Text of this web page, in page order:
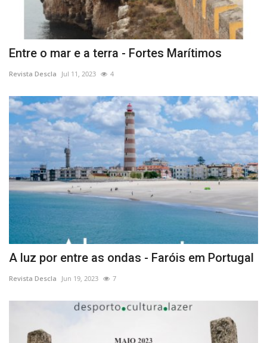
Entre o mar e a terra - Fortes Marítimos
Revista Descla Jul 11, 2023 4
A luz por entre as ondas - Faróis em Portugal
Revista Descla Jun 19, 2023 7